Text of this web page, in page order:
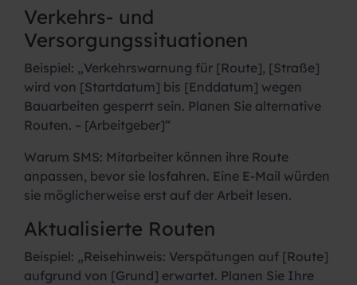
Verkehrs- und
Versorgungssituationen
Beispiel: „Verkehrswarnung für [Route], [Straße]
wird von [Startdatum] bis [Enddatum] wegen
Bauarbeiten gesperrt sein. Planen Sie alternative
Routen. – [Arbeitgeber]“
Warum SMS: Mitarbeiter können ihre Route
anpassen, bevor sie losfahren. Eine E-Mail würden
sie möglicherweise erst auf der Arbeit lesen.
Aktualisierte Routen
Beispiel: „Reisehinweis: Verspätungen auf [Route]
aufgrund von [Grund] erwartet. Planen Sie Ihre